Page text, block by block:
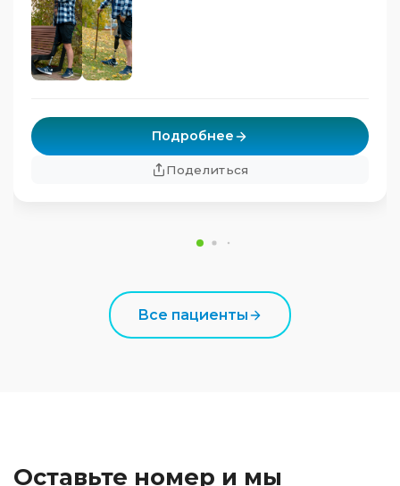
Подробнее
Поделиться
Все пациенты
Оставьте номер и мы